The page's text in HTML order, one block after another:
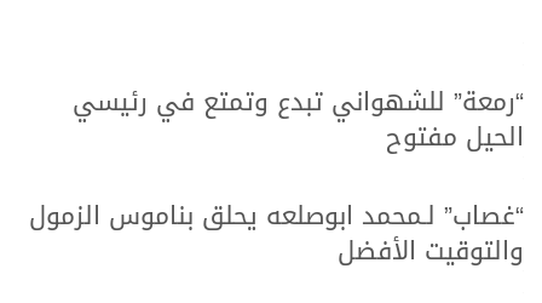
“رمعة” للشهواني تبدع وتمتع في رئيسي
الحيل مفتوح
“غصاب” لـمحمد ابوصلعه يحلق بناموس الزمول
والتوقيت الأفضل